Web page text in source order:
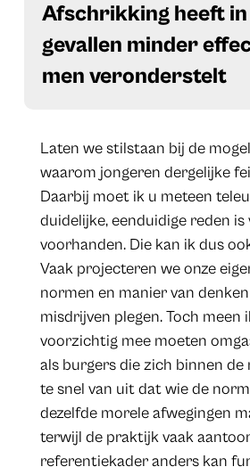
​Afschrikking heeft in
gevallen minder
men veronderstelt
Laten we stilstaan bij de
waarom jongeren dergelijke
Daarbij moet ik u meteen
duidelijke, eenduidige reden is
voorhanden. Die kan ik dus
Vaak projecteren we onze
normen en manier van
misdrijven plegen. Toch meen
voorzichtig mee moeten
als burgers die zich binnen de
te snel van uit dat wie de
dezelfde morele afwegingen
terwijl de praktijk vaak
referentiekader anders kan